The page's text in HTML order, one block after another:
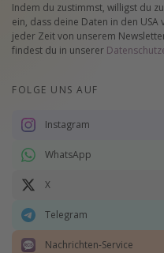
Indem du zustimmst, willigst du
ein, dass deine Daten in den
jeder Zeit von unserem
findest du in unserer
FOLGE UNS AUF
Instagram
WhatsApp
X
Telegram
Nachrichten-Service